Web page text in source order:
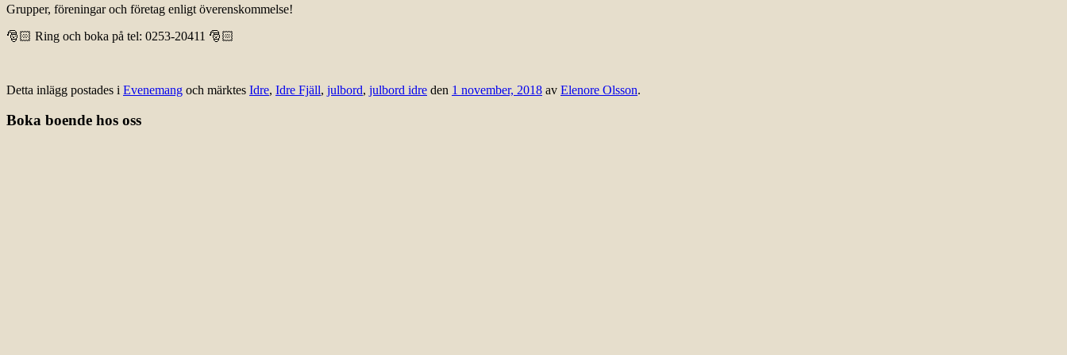
Grupper, föreningar och företag enligt överenskommelse!
🎅🏻 Ring och boka på tel: 0253-20411 🎅🏻
Detta inlägg postades i Evenemang och märktes Idre, Idre Fjäll, julbord, julbord idre den 1 november, 2018 av Elenore Olsson.
Boka boende hos oss